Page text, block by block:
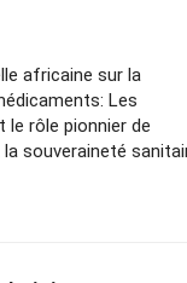
africaine sur la
Les
rôle pionnier de
la souveraineté